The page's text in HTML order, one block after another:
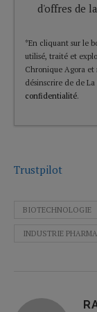
d'offres de
*En cliquant sur le
utilisé, traité et
Chronique Agora et
désinscrire de de
confidentialité.
Trustpilot
BIOTECHNOLOGIE
INDUSTRIE